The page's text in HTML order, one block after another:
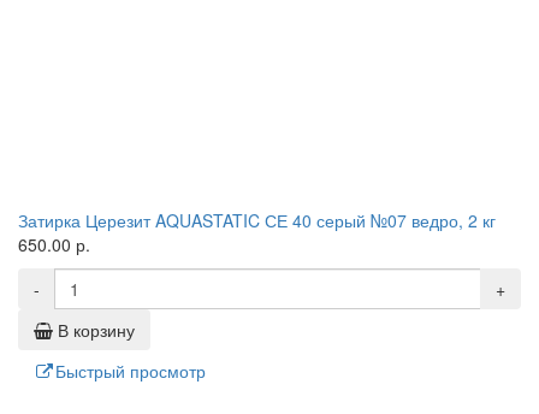
Затирка Церезит AQUASTATIC СЕ 40 серый №07 ведро, 2 кг
650.00 р.
-
+
В корзину
Быстрый просмотр